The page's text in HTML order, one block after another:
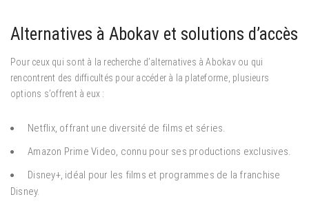
Alternatives à Abokav et solutions d’accès
Pour ceux qui sont à la recherche d’alternatives à Abokav ou qui
rencontrent des difficultés pour accéder à la plateforme, plusieurs
options s’offrent à eux :
Netflix, offrant une diversité de films et séries.
Amazon Prime Video, connu pour ses productions exclusives.
Disney+, idéal pour les films et programmes de la franchise
Disney.